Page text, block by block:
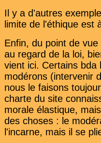
Il y a d'autres
limite de l'éthique est
Enfin, du point de
au regard de la loi,
vient ici. Certains
modérons (intervenir
nous le faisons
charte du site
morale élastique,
des choses : le
l'incarne, mais il se